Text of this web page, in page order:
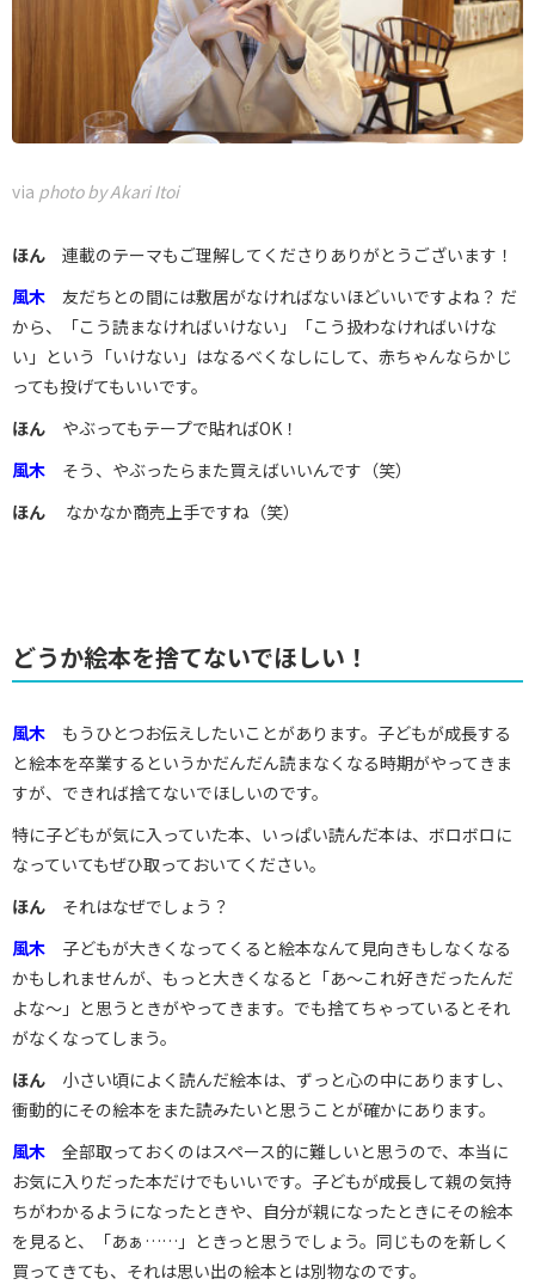
via photo by Akari Itoi
ほん 連載のテーマもご理解してくださりありがとうございます！
風木 友だちとの間には敷居がなければないほどいいですよね？ だ
から、「こう読まなければいけない」「こう扱わなければいけな
い」という「いけない」はなるべくなしにして、赤ちゃんならかじ
っても投げてもいいです。
ほん やぶってもテープで貼ればOK！
風木 そう、やぶったらまた買えばいいんです（笑）
ほん なかなか商売上手ですね（笑）
どうか絵本を捨てないでほしい！
風木 もうひとつお伝えしたいことがあります。子どもが成長する
と絵本を卒業するというかだんだん読まなくなる時期がやってきま
すが、できれば捨てないでほしいのです。
特に子どもが気に入っていた本、いっぱい読んだ本は、ボロボロに
なっていてもぜひ取っておいてください。
ほん それはなぜでしょう？
風木 子どもが大きくなってくると絵本なんて見向きもしなくなる
かもしれませんが、もっと大きくなると「あ～これ好きだったんだ
よな～」と思うときがやってきます。でも捨てちゃっているとそれ
がなくなってしまう。
ほん 小さい頃によく読んだ絵本は、ずっと心の中にありますし、
衝動的にその絵本をまた読みたいと思うことが確かにあります。
風木 全部取っておくのはスペース的に難しいと思うので、本当に
お気に入りだった本だけでもいいです。子どもが成長して親の気持
ちがわかるようになったときや、自分が親になったときにその絵本
を見ると、「あぁ……」ときっと思うでしょう。同じものを新しく
買ってきても、それは思い出の絵本とは別物なのです。